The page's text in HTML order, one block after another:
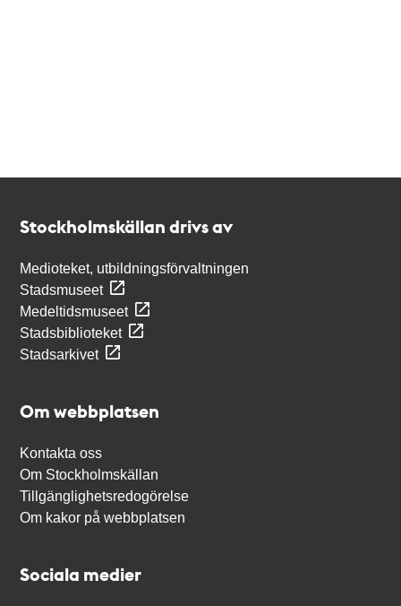
Stockholmskällan drivs av
Medioteket, utbildningsförvaltningen
Stadsmuseet
Medeltidsmuseet
Stadsbiblioteket
Stadsarkivet
Om webbplatsen
Kontakta oss
Om Stockholmskällan
Tillgänglighetsredogörelse
Om kakor på webbplatsen
Sociala medier